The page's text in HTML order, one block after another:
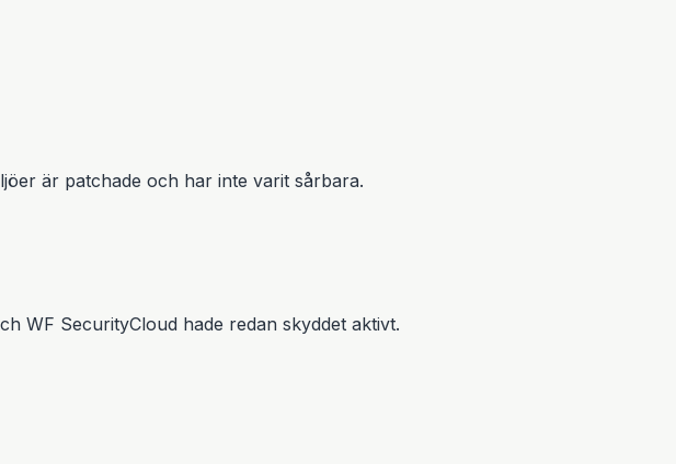
är patchade och har inte varit sårbara.
WF SecurityCloud hade redan skyddet aktivt.